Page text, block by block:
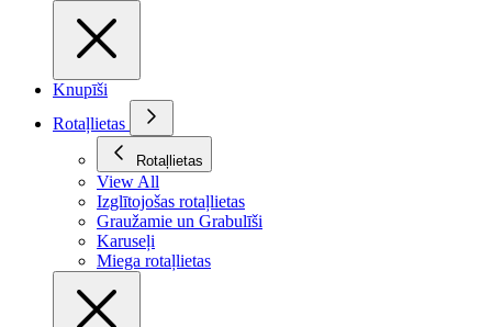
Knupīši
Rotaļlietas
Rotaļlietas
View All
Izglītojošas rotaļlietas
Graužamie un Grabulīši
Karuseļi
Miega rotaļlietas